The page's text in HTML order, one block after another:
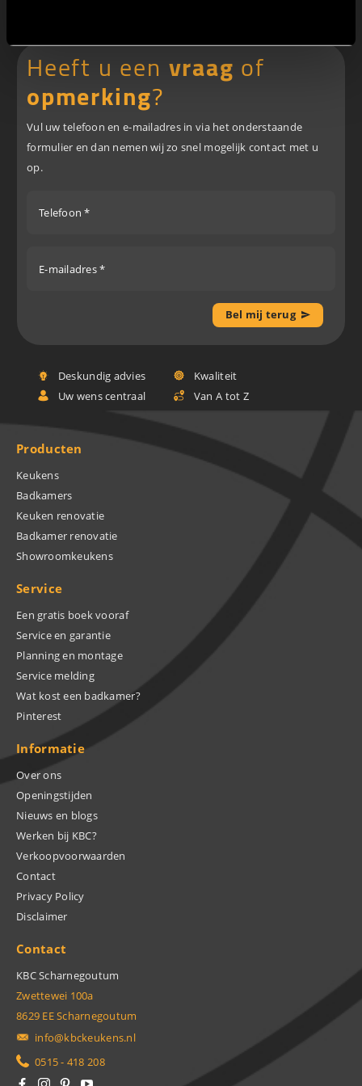
Heeft u een vraagof
opmerking?
Vul uw telefoon en e-mailadres in via het onderstaande
formulier en dan nemen wij zo snel mogelijk contact met u
op.
Telefoon *
E-mailadres *
Bel mij terug
Deskundig advies
Kwaliteit
Uw wens centraal
Van A tot Z
Producten
Keukens
Badkamers
Keuken renovatie
Badkamer renovatie
Showroomkeukens
Service
Een gratis boek vooraf
Service en garantie
Planning en montage
Service melding
Wat kost een badkamer?
Pinterest
Informatie
Over ons
Openingstijden
Nieuws en blogs
Werken bij KBC?
Verkoopvoorwaarden
Contact
Privacy Policy
Disclaimer
Contact
KBC Scharnegoutum
Zwettewei 100a
8629 EE Scharnegoutum
info@kbckeukens.nl
0515 - 418 208